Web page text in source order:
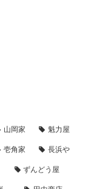
山岡家 魁力屋
壱角家 長浜や
ずんどう屋